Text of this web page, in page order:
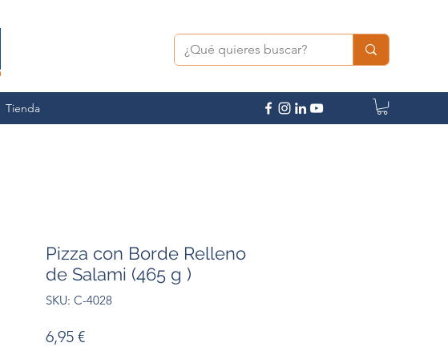
Tienda
Pizza con Borde Relleno
de Salami (465 g )
SKU: C-4028
6,95 €Precio